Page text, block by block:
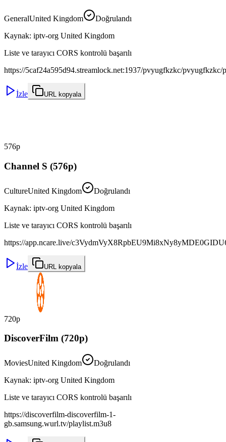
GeneralUnited Kingdom
Doğrulandı
Kaynak: iptv-org United Kingdom
Liste ve tarayıcı CORS kontrolü başarılı
https://5caf24a595d94.streamlock.net:1937/pvyugfkzkc/pvyugfkzkc/
İzle URL kopyala
576p
Channel S (576p)
CultureUnited Kingdom
Doğrulandı
Kaynak: iptv-org United Kingdom
Liste ve tarayıcı CORS kontrolü başarılı
https://app.ncare.live/
İzle URL kopyala
720p
DiscoverFilm (720p)
MoviesUnited Kingdom
Doğrulandı
Kaynak: iptv-org United Kingdom
Liste ve tarayıcı CORS kontrolü başarılı
https://discoverfilm-discoverfilm-1-
gb.samsung.wurl.tv/playlist.m3u8